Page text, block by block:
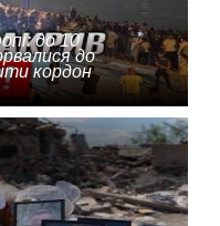
до 10
до
кордон